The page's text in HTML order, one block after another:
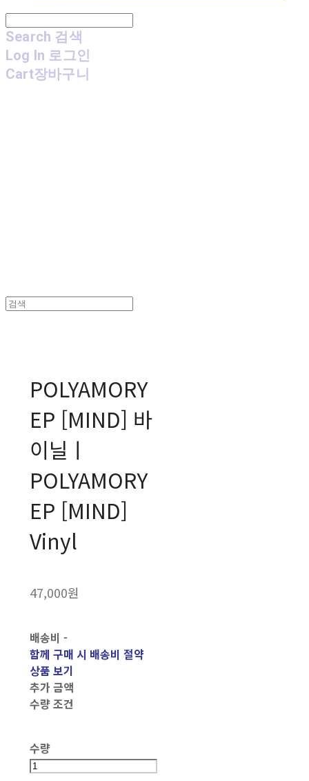
Search 검색
Log In 로그인
Cart장바구니
POLYAMORY
EP [MIND] 바
이닐ㅣ
POLYAMORY
EP [MIND]
Vinyl
47,000원
배송비 -
함께 구매 시 배송비 절약
상품 보기
추가 금액
수량 조건
수량